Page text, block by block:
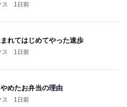
ス 1日前
れてはじめてやった速歩
ス 1日前
めたお弁当の理由
ス 1日前